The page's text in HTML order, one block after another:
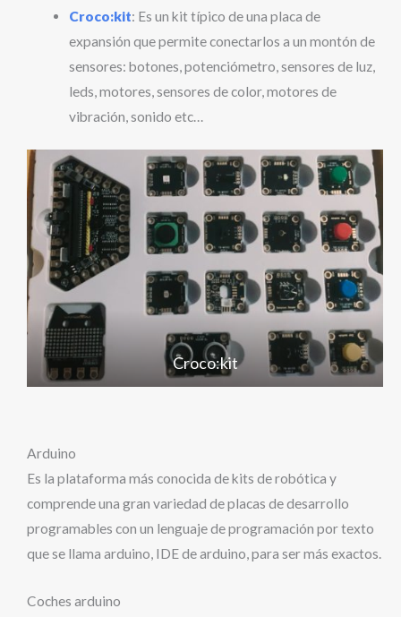
Croco:kit: Es un kit típico de una placa de
expansión que permite conectarlos a un montón de
sensores: botones, potenciómetro, sensores de luz,
leds, motores, sensores de color, motores de
vibración, sonido etc…
Croco:kit
Arduino
Es la plataforma más conocida de kits de robótica y
comprende una gran variedad de placas de desarrollo
programables con un lenguaje de programación por texto
que se llama arduino, IDE de arduino, para ser más exactos.
Coches arduino